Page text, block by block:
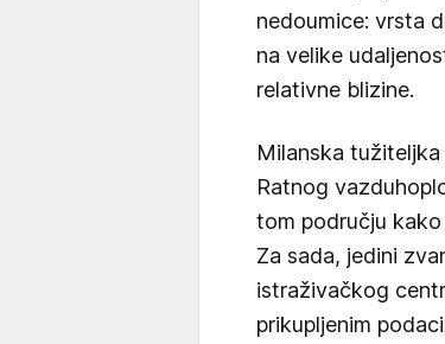
nedoumice: vrsta
na velike
relativne blizine.
Milanska
Ratnog
tom području
Za sada, jedini
istraživačkog
prikupljenim